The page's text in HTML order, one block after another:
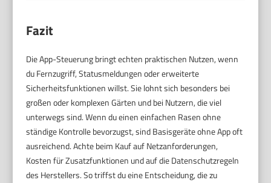
Fazit
Die App-Steuerung bringt echten praktischen Nutzen, wenn
du Fernzugriff, Statusmeldungen oder erweiterte
Sicherheitsfunktionen willst. Sie lohnt sich besonders bei
großen oder komplexen Gärten und bei Nutzern, die viel
unterwegs sind. Wenn du einen einfachen Rasen ohne
ständige Kontrolle bevorzugst, sind Basisgeräte ohne App oft
ausreichend. Achte beim Kauf auf Netzanforderungen,
Kosten für Zusatzfunktionen und auf die Datenschutzregeln
des Herstellers. So triffst du eine Entscheidung, die zu